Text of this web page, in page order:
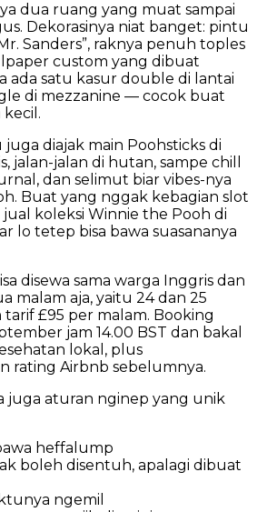
dua ruang yang muat sampai
Dekorasinya niat banget: pintu
Sanders”, raknya penuh toples
custom yang dibuat
ada satu kasur double di lantai
di mezzanine — cocok buat
diajak main Poohsticks di
jalan-jalan di hutan, sampe chill
dan selimut biar vibes-nya
Buat yang nggak kebagian slot
koleksi Winnie the Pooh di
lo tetep bisa bawa suasananya
disewa sama warga Inggris dan
malam aja, yaitu 24 dan 25
£95 per malam. Booking
jam 14.00 BST dan bakal
lokal, plus
rating Airbnb sebelumnya.
juga aturan nginep yang unik
heffalump
boleh disentuh, apalagi dibuat
ngemil